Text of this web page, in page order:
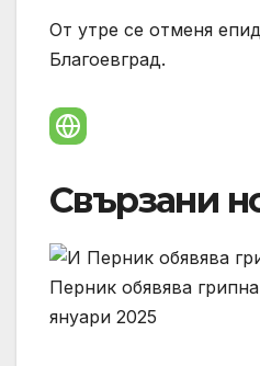
От утре се отменя
Благоевград.
Свързани
Перник обявява
януари 2025